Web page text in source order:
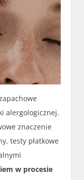
alergologicznej.
znaczenie
testy płatkowe
w procesie